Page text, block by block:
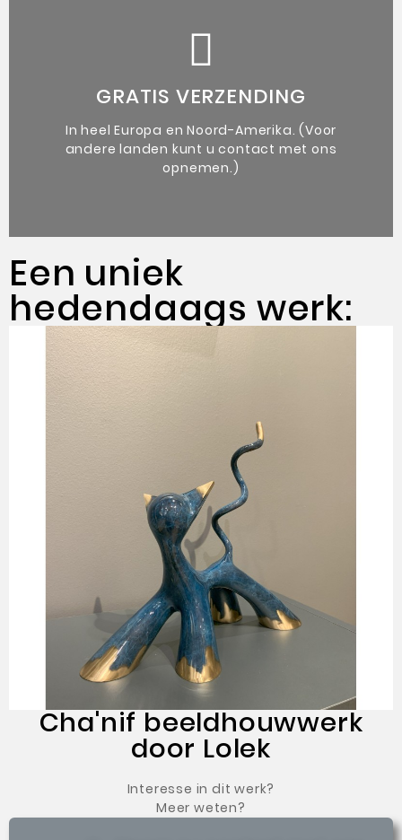
GRATIS VERZENDING
In heel Europa en Noord-Amerika. (Voor
andere landen kunt u contact met ons
opnemen.)
Unieke originele kunstwerken
vergezeld van een authenticiteitsbewijs van
Een uniek
hedendaags werk:
Cha'nif beeldhouwwerk
door Lolek
Interesse in dit werk?
Meer weten?